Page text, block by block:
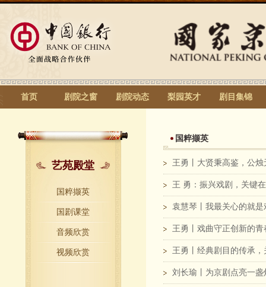
首页 剧院之窗 剧院动态 梨园英才 剧目集锦
艺苑殿堂
国粹撷英
国剧课堂
音频欣赏
视频欣赏
国粹撷英
王勇丨大贤秉高鉴，公
王 勇：振兴戏剧，关键
袁慧琴丨我最关心的就
王勇丨戏曲守正创新的青
王勇丨经典剧目的传承，
刘长瑜丨为京剧点亮一盏